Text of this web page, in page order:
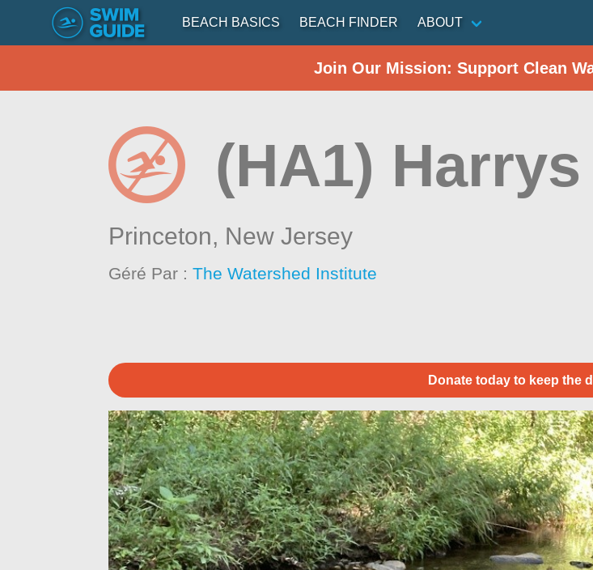
BEACH BASICS BEACH FINDER ABOUT
Join Our Mission: Support Clean
(HA1)
Princeton, New Jersey
Géré Par :The Watershed Institute
Donate today to keep the